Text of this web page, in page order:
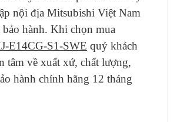
nội địa Mitsubishi Việt Nam
hành. Khi chọn mua
E14CG-S1-SWE quý khách
tâm về xuất xứ, chất lượng,
hành chính hãng 12 tháng